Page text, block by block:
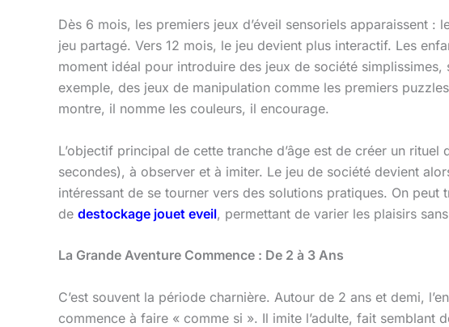
Dès 6 mois, les premiers jeux d’éveil sensoriels apparaissent
jeu partagé. Vers 12 mois, le jeu devient plus interactif. Les
moment idéal pour introduire des jeux de société simplissimes,
exemple, des jeux de manipulation comme les premiers
montre, il nomme les couleurs, il encourage.
L’objectif principal de cette tranche d’âge est de créer un
secondes), à observer et à imiter. Le jeu de société devient
intéressant de se tourner vers des solutions pratiques. On
de destockage jouet eveil, permettant de varier les plaisirs
La Grande Aventure Commence : De 2 à 3 Ans
C’est souvent la période charnière. Autour de 2 ans et demi,
commence à faire « comme si ». Il imite l’adulte, fait semblant